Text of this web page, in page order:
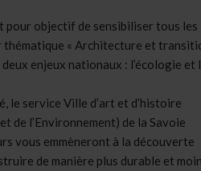
pour objectif de sensibiliser tous les
thématique « Architecture et
enjeux nationaux : l’écologie et
le service Ville d’art et d’histoire
de l’Environnement) de la Savoie
vous emmèneront à la découverte
de manière plus durable et